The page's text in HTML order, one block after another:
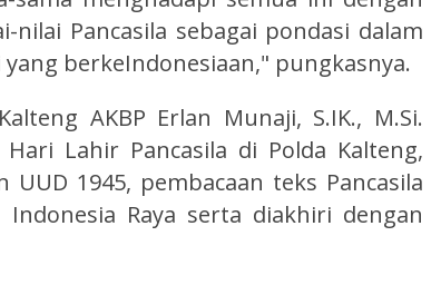
Pancasila sebagai pondasi dalam
berkeIndonesiaan," pungkasnya.
AKBP Erlan Munaji, S.IK., M.Si.
Lahir Pancasila di Polda Kalteng,
1945, pembacaan teks Pancasila
Raya serta diakhiri dengan